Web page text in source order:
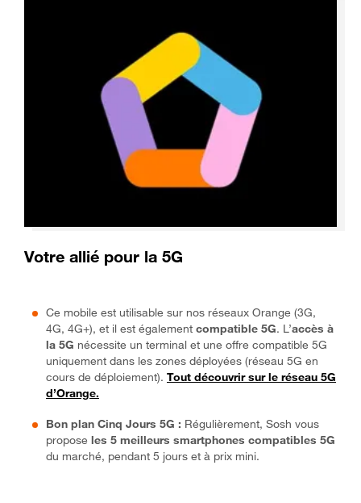
Votre allié pour la 5G
Ce mobile est utilisable sur nos réseaux Orange (3G,
4G, 4G+), et il est également compatible 5G. L’accès à
la 5G nécessite un terminal et une offre compatible 5G
uniquement dans les zones déployées (réseau 5G en
cours de déploiement). Tout découvrir sur le réseau 5G
d’Orange.
Bon plan Cinq Jours 5G : Régulièrement, Sosh vous
propose les 5 meilleurs smartphones compatibles 5G
du marché, pendant 5 jours et à prix mini.